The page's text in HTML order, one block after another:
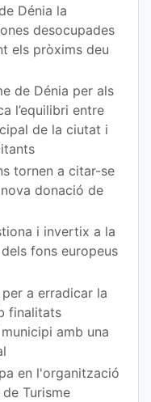
Dénia la
desocupades
els pròxims deu
de Dénia per als
l’equilibri entre
de la ciutat i
tornen a citar-se
donació de
i invertix a la
fons europeus
a erradicar la
finalitats
amb una
en l'organització
Turisme